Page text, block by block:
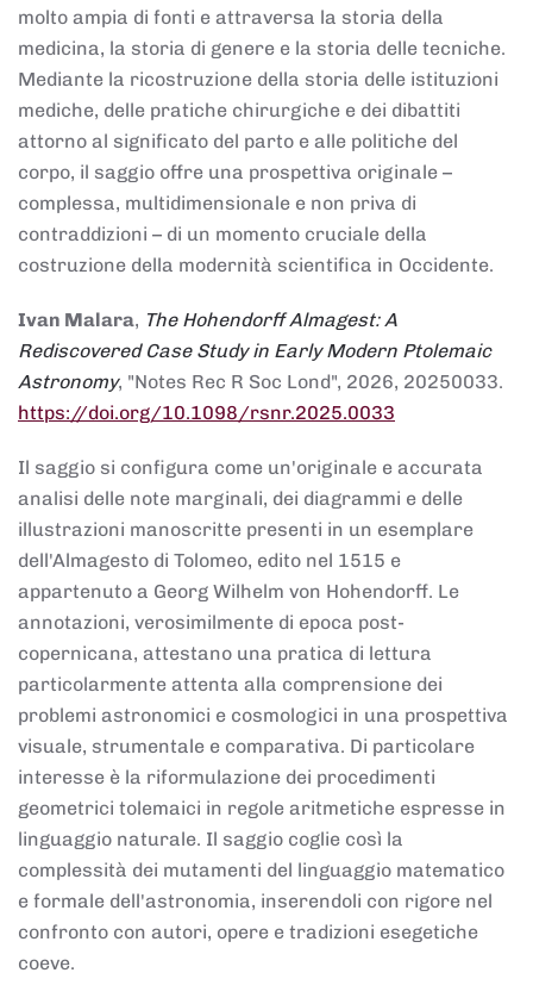
molto ampia di fonti e attraversa la storia della
medicina, la storia di genere e la storia delle tecniche.
Mediante la ricostruzione della storia delle istituzioni
mediche, delle pratiche chirurgiche e dei dibattiti
attorno al significato del parto e alle politiche del
corpo, il saggio offre una prospettiva originale –
complessa, multidimensionale e non priva di
contraddizioni – di un momento cruciale della
costruzione della modernità scientifica in Occidente.
Ivan Malara, The Hohendorff Almagest: A
Rediscovered Case Study in Early Modern Ptolemaic
Astronomy, "Notes Rec R Soc Lond", 2026, 20250033.
https://doi.org/10.1098/rsnr.2025.0033
Il saggio si configura come un'originale e accurata
analisi delle note marginali, dei diagrammi e delle
illustrazioni manoscritte presenti in un esemplare
dell'Almagesto di Tolomeo, edito nel 1515 e
appartenuto a Georg Wilhelm von Hohendorff. Le
annotazioni, verosimilmente di epoca post-
copernicana, attestano una pratica di lettura
particolarmente attenta alla comprensione dei
problemi astronomici e cosmologici in una prospettiva
visuale, strumentale e comparativa. Di particolare
interesse è la riformulazione dei procedimenti
geometrici tolemaici in regole aritmetiche espresse in
linguaggio naturale. Il saggio coglie così la
complessità dei mutamenti del linguaggio matematico
e formale dell'astronomia, inserendoli con rigore nel
confronto con autori, opere e tradizioni esegetiche
coeve.